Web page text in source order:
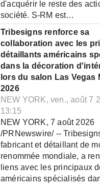
d'acquérir le reste des
société. S-RM est…
Tribesigns renforce sa
collaboration avec les
détaillants américains
dans la décoration
lors du salon Las Vegas
2026
NEW YORK, ven., août 7
13:15
NEW YORK, 7 août 2026
/PRNewswire/ --
fabricant et détaillant de
renommée mondiale, a
liens avec les principaux
américains spécialisés